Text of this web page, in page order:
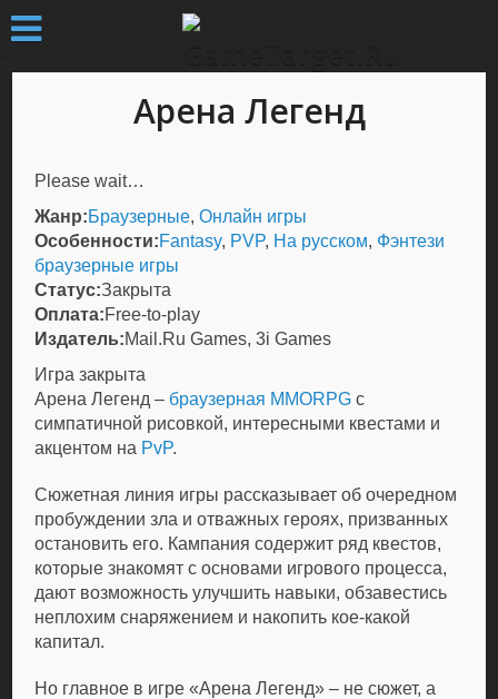
Арена Легенд
Please wait…
Жанр:Браузерные,Онлайн игры
Особенности:Fantasy, PVP, На русском, Фэнтези
браузерные игры
Статус:Закрыта
Оплата:Free-to-play
Издатель:Mail.Ru Games, 3i Games
Игра закрыта
Арена Легенд – браузерная MMORPG с
симпатичной рисовкой, интересными квестами и
акцентом на PvP.
Сюжетная линия игры рассказывает об очередном
пробуждении зла и отважных героях, призванных
остановить его. Кампания содержит ряд квестов,
которые знакомят с основами игрового процесса,
дают возможность улучшить навыки, обзавестись
неплохим снаряжением и накопить кое-какой
капитал.
Но главное в игре «Арена Легенд» – не сюжет, а